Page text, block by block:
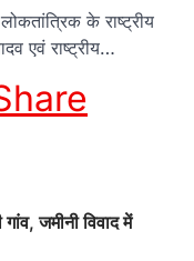
के राष्ट्रीय
एवं राष्ट्रीय…
जमीनी विवाद में